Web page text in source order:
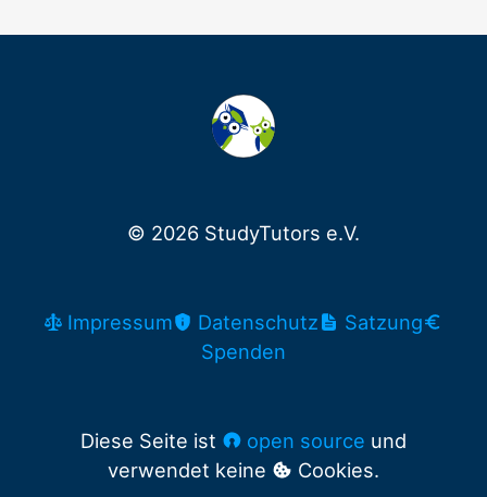
© 2026 StudyTutors e.V.
Impressum Datenschutz
Satzung
Spenden
Diese Seite ist open source und
verwendet keine
Cookies.